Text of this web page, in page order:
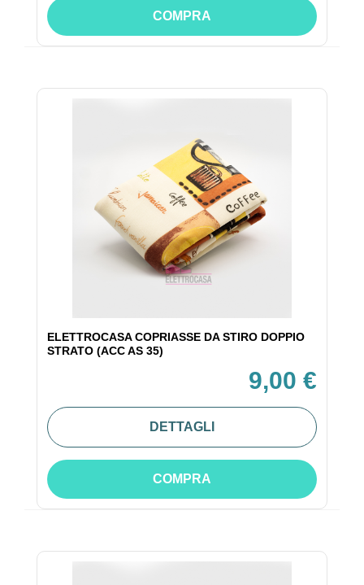
COMPRA
ELETTROCASA COPRIASSE DA STIRO DOPPIO
STRATO (ACC AS 35)
9,00 €
DETTAGLI
COMPRA